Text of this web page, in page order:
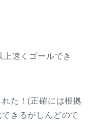
速くゴールでき
た！(正確には根拠
きるがしんどので